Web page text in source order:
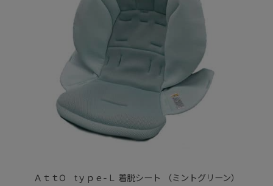
ＡｔｔO tｙｐｅ-Ｌ 着脱シート （ミントグリーン）